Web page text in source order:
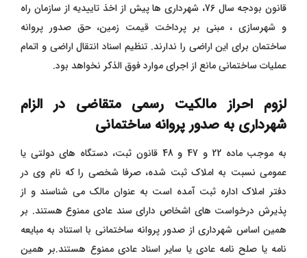
قانون بودجه سال 76، شهرداری ها پیش از اخذ تاییدیه از سازمان راه
و شهرسازی ، مبنی بر پرداخت قیمت زمین، حق صدور پروانه
ساختمان برای این اراضی را ندارند. تنظیم اسناد انتقال اراضی و اتمام
عملیات ساختمانی مانع از اجرای موارد فوق الذکر نخواهد بود.
لزوم احراز مالکیت رسمی متقاضی در الزام
شهرداری به صدور پروانه ساختمانی
به موجب ماده 22 و 47 و 48 قانون ثبت، دستگاه های دولتی یا
عمومی نسبت به املاک ثبت شده، صرفا شخصی را که نام وی در
دفتر املاک اداره ثبت آمده است به عنوان مالک می شناسند و از
پذیرش درخواست های اشخاص دارای سند عادی ممنوع هستند. بر
همین اساس شهرداری از صدور پروانه ساختمانی با استناد به مبایعه
نامه یا صلح نامه عادی یا سایر اسناد عادی ممنوع هستند.بر همین